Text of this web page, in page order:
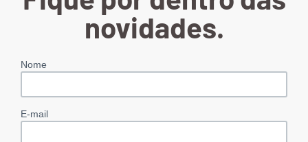
novidades.
Nome
E-mail